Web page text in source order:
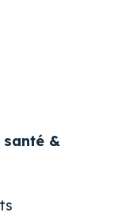
santé &